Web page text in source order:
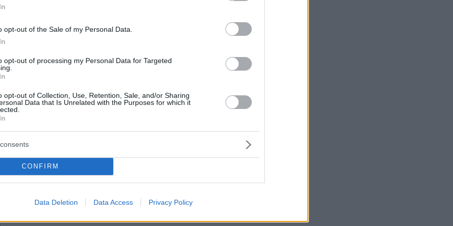
opt-out of the Sale of my Personal Data.
opt-out of processing my Personal Data for Targeted
opt-out of Collection, Use, Retention, Sale, and/or Sharing
Data that Is Unrelated with the Purposes for which it
CONFIRM
Data Deletion Data Access Privacy Policy
από τον Βαρθολομαίο έγινε ο
πολιτικός διοικητής του
Αλ. Στεφανής
διοικητής είχε εκτενή συνεργασία με τον
τα μέλη της Συνοδικής Επιτροπής Αγίου Όρους.
είναι πολιτισμός» το
Βαρθολομαίου από το Κιλκίς
Πνευματικό και Πολιτιστικό Κέντρο Αγ.Χαραλάμπους
10